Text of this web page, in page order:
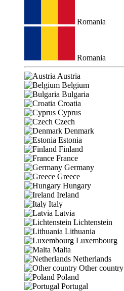
Romania
Romania
Austria
Belgium
Bulgaria
Croatia
Cyprus
Czech
Denmark
Estonia
Finland
France
Germany
Greece
Hungary
Ireland
Italy
Latvia
Lichtenstein
Lithuania
Luxembourg
Malta
Netherlands
Other country
Poland
Portugal